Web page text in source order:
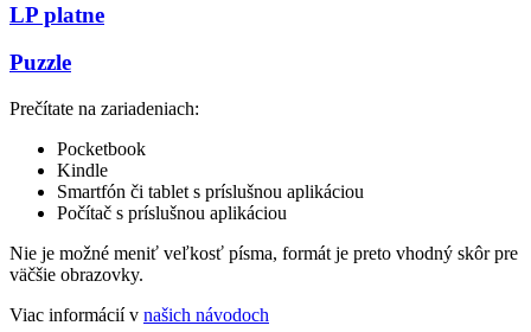
LP platne
Puzzle
Prečítate na zariadeniach:
Pocketbook
Kindle
Smartfón či tablet s príslušnou aplikáciou
Počítač s príslušnou aplikáciou
Nie je možné meniť veľkosť písma, formát je preto vhodný skôr pre
väčšie obrazovky.
Viac informácií v našich návodoch